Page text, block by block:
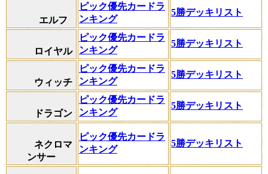
エルフ
ピック優先カードラ
ンキング
5勝デッキリスト
ロイヤル
ピック優先カードラ
ンキング
5勝デッキリスト
ウィッチ
ピック優先カードラ
ンキング
5勝デッキリスト
ドラゴン
ピック優先カードラ
ンキング
5勝デッキリスト
ネクロマ
ンサー
ピック優先カードラ
ンキング
5勝デッキリスト